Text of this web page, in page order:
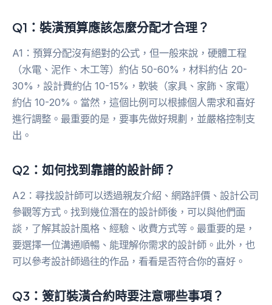
Q1：裝潢預算應該怎麼分配才合理？
A1：預算分配沒有絕對的公式，但一般來說，硬體工程
（水電、泥作、木工等）約佔 50-60%，材料約佔 20-
30%，設計費約佔 10-15%，軟裝（家具、家飾、家電）
約佔 10-20%。當然，這個比例可以根據個人需求和喜好
進行調整。最重要的是，要事先做好規劃，並嚴格控制支
出。
Q2：如何找到靠譜的設計師？
A2：尋找設計師可以透過親友介紹、網路評價、設計公司
參觀等方式。找到幾位潛在的設計師後，可以與他們面
談，了解其設計風格、經驗、收費方式等。最重要的是，
要選擇一位溝通順暢、能理解你需求的設計師。此外，也
可以參考設計師過往的作品，看看是否符合你的喜好。
Q3：簽訂裝潢合約時要注意哪些事項？